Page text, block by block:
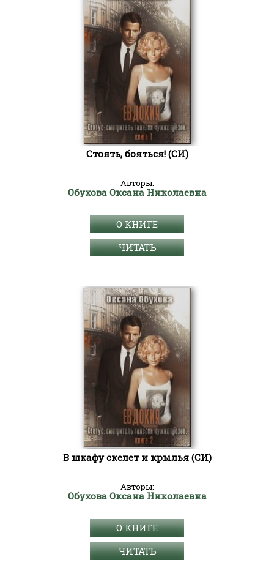
Стоять, бояться! (СИ)
Авторы:
Обухова Оксана Николаевна
О КНИГЕ
ЧИТАТЬ
В шкафу скелет и крылья (СИ)
Авторы:
Обухова Оксана Николаевна
О КНИГЕ
ЧИТАТЬ